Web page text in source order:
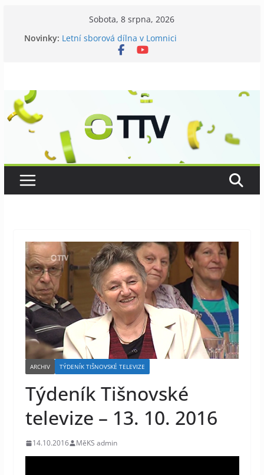
Sobota, 8 srpna, 2026
Novinky: Letní sborová dílna v Lomnici
Chovatelé si připomněli 120 let své existence
ARCHIV TÝDENÍK TIŠNOVSKÉ TELEVIZE
Týdeník Tišnovské
televize – 13. 10. 2016
14.10.2016 MěKS admin